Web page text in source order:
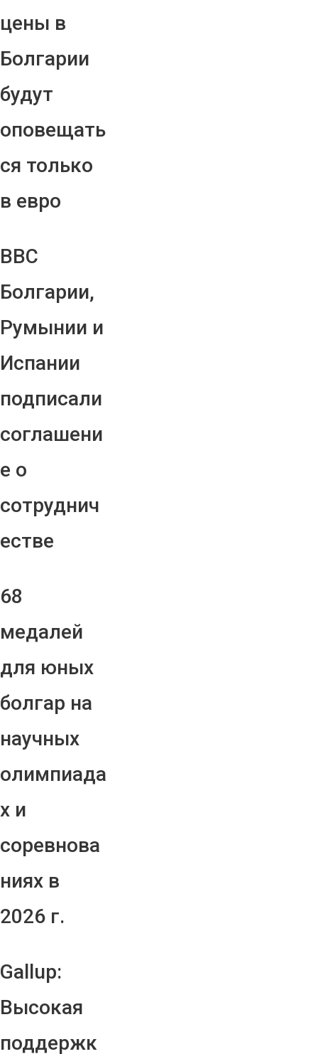
цены в
Болгарии
будут
оповещать
ся только
в евро
ВВС
Болгарии,
Румынии и
Испании
подписали
соглашени
е о
сотруднич
естве
68
медалей
для юных
болгар на
научных
олимпиада
х и
соревнова
ниях в
2026 г.
Gallup:
Высокая
поддержк